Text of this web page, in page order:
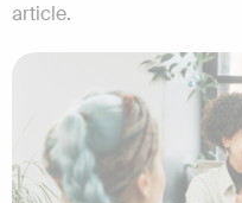
article.